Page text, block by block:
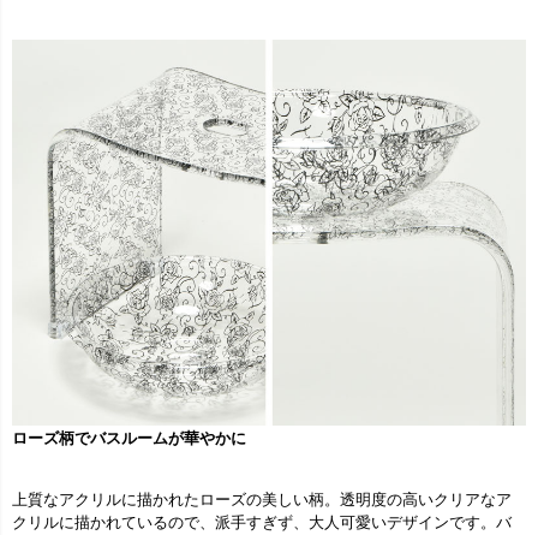
ローズ柄でバスルームが華やかに
上質なアクリルに描かれたローズの美しい柄。透明度の高いクリアなア
クリルに描かれているので、派手すぎず、大人可愛いデザインです。バ